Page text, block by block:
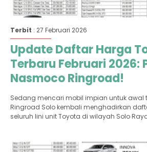
Terbit : 27 Februari 2026
Update Daftar Harga
Terbaru Februari 2026:
Nasmoco Ringroad!
Sedang mencari mobil impian untuk awal
Ringroad Solo kembali menghadirkan
seluruh lini unit Toyota di wilayah Solo